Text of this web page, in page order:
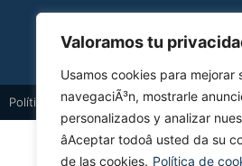
Valoramos tu
Usamos cookies para mejorar
navegaciÃ³n, mostrarle
personalizados y analizar
âAceptar todoâ usted da
de las cookies. Política de
Política de privacidad Política de cookies